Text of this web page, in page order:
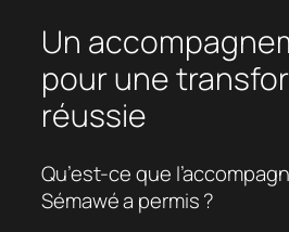
Un
pour une
réussie
Qu’est-ce que
Sémawé a permis ?